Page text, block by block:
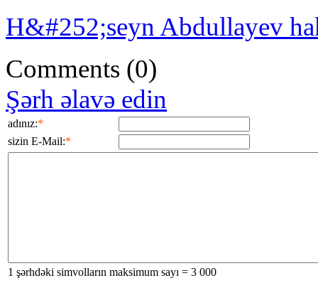
H&#252;seyn Abdullayev
Comments (0)
Şərh əlavə edin
adınız:*
sizin E-Mail:*
1 şərhdəki simvolların maksimum sayı = 3 000